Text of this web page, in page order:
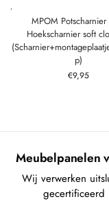
,
MPOM Potscharnier
Hoekscharnier soft
p)
€9,95
Meubelpanelen
Wij verwerken
gecertificeerd